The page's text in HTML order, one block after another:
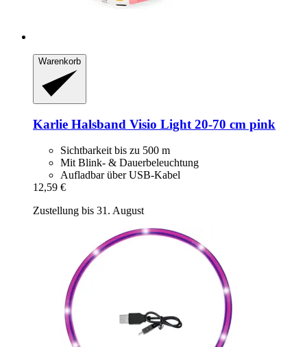
Warenkorb
Karlie Halsband Visio Light 20-​70 cm pink
Sichtbarkeit bis zu 500 m
Mit Blink- & Dauerbeleuchtung
Aufladbar über USB-Kabel
12,59 €
Zustellung bis 31. August